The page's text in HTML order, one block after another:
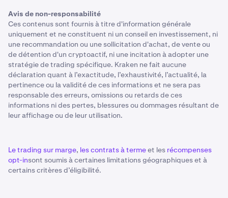
Avis de non-responsabilité
Ces contenus sont fournis à titre d'information générale
uniquement et ne constituent ni un conseil en investissement, ni
une recommandation ou une sollicitation d'achat, de vente ou
de détention d'un cryptoactif, ni une incitation à adopter une
stratégie de trading spécifique. Kraken ne fait aucune
déclaration quant à l’exactitude, l’exhaustivité, l’actualité, la
pertinence ou la validité de ces informations et ne sera pas
responsable des erreurs, omissions ou retards de ces
informations ni des pertes, blessures ou dommages résultant de
leur affichage ou de leur utilisation.
Le trading sur marge, les contrats à termeet les récompenses
opt-insont soumis à certaines limitations géographiques et à
certains critères d’éligibilité.